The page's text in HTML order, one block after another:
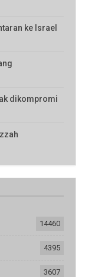
ke Israel
dikompromi
14460
4395
3607